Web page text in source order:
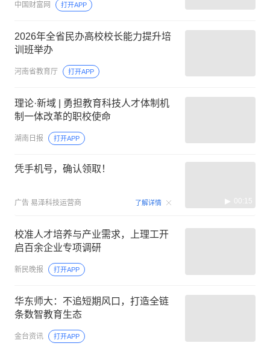
中国财富网 打开APP
2026年全省民办高校校长能力提升培
训班举办
河南省教育厅 打开APP
理论·新域 | 勇担教育科技人才体制机
制一体改革的职校使命
湖南日报 打开APP
凭手机号，确认领取！
广告 易泽科技运营商 了解详情 00:15
校准人才培养与产业需求，上理工开
启百余企业专项调研
新民晚报 打开APP
华东师大：不追短期风口，打造全链
条数智教育生态
金台资讯 打开APP